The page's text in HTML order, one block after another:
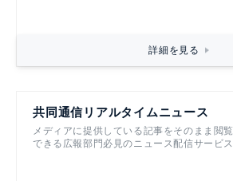
詳細を見る
共同通信リアルタイムニュース
メディアに提供している記事をそのまま閲覧
できる広報部門必見のニュース配信サービス